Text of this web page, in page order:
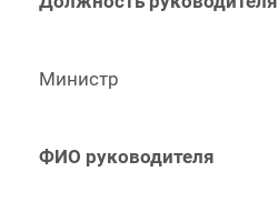
Министр
ФИО руководителя